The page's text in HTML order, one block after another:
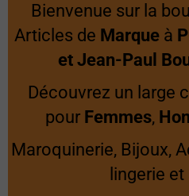
Bienvenue sur la
Articles de Marque à
et Jean-Paul
Découvrez un large
pour Femmes,
Maroquinerie, Bijoux,
lingerie